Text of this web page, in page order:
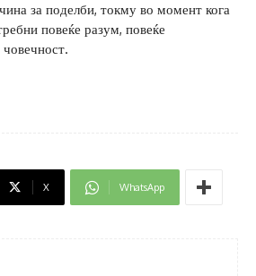
за поделби, токму во момент кога
повеќе разум, повеќе
X WhatsApp